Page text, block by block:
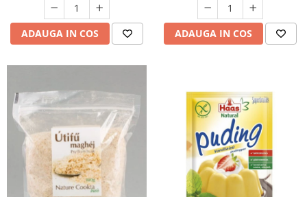
ADAUGA IN COS ADAUGA IN COS